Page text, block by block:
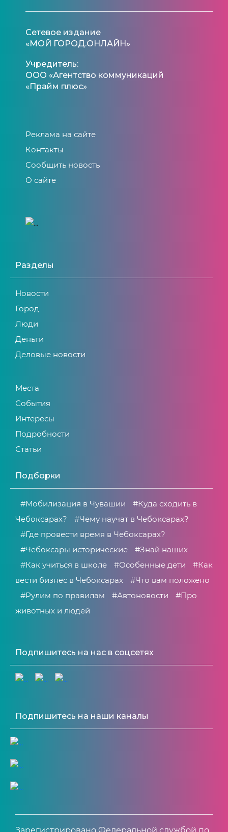
Сетевое издание
«МОЙ ГОРОД.ОНЛАЙН»
Учредитель:
ООО «Агентство коммуникаций
«Прайм плюс»
Реклама на сайте
Контакты
Сообщить новость
О сайте
Разделы
Новости
Город
Люди
Деньги
Деловые новости
Места
События
Интересы
Подробности
Статьи
Подборки
#Мобилизация в Чувашии
#Куда сходить в
Чебоксарах?
#Чему научат в Чебоксарах?
#Где провести время в Чебоксарах?
#Чебоксары исторические
#Знай наших
#Как учиться в школе
#Особенные дети
#Как
вести бизнес в Чебоксарах
#Что вам положено
#Рулим по правилам
#Автоновости
#Про
животных и людей
Подпишитесь на нас в соцсетях
Подпишитесь на наши каналы